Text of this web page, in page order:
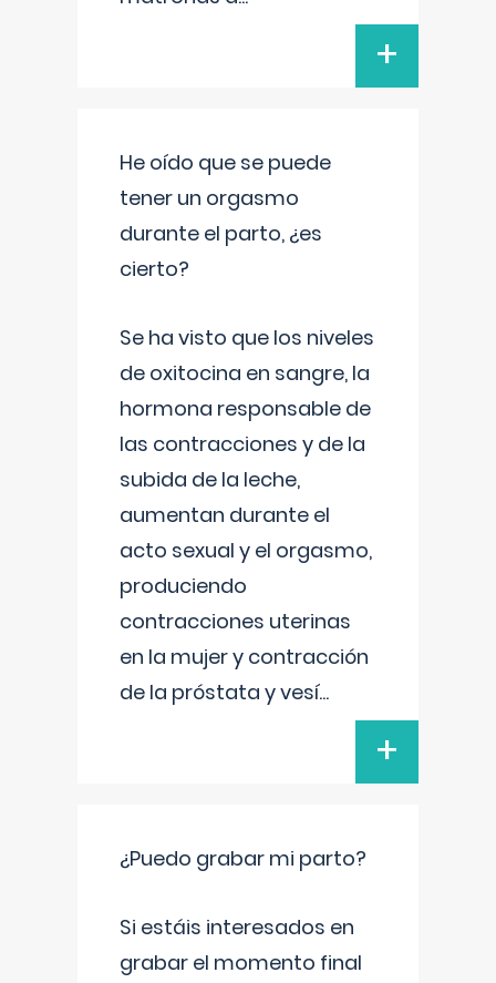
+
He oído que se puede
tener un orgasmo
durante el parto, ¿es
cierto?
Se ha visto que los niveles
de oxitocina en sangre, la
hormona responsable de
las contracciones y de la
subida de la leche,
aumentan durante el
acto sexual y el orgasmo,
produciendo
contracciones uterinas
en la mujer y contracción
de la próstata y vesí...
+
¿Puedo grabar mi parto?
Si estáis interesados en
grabar el momento final